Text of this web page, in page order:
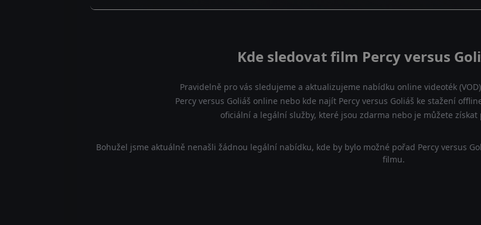
Kde sledovat film Percy versus
Pravidelně pro vás sledujeme a aktualizujeme nabídku online videoték
Percy versus Goliáš online nebo kde najít Percy versus Goliáš ke stažení
oficiální a legální služby, které jsou zdarma nebo je můžete
Bohužel jsme aktuálně nenašli žádnou legální nabídku, kde by bylo možné pořad Percy versus
filmu.